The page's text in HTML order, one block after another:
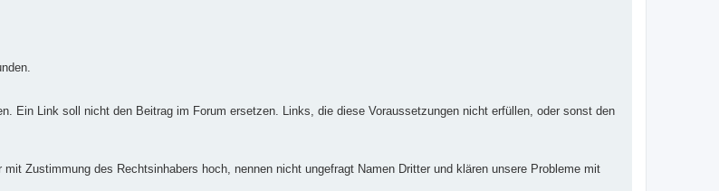
Ein Link soll nicht den Beitrag im Forum ersetzen. Links, die diese Voraussetzungen nicht erfüllen, oder sonst den
Zustimmung des Rechtsinhabers hoch, nennen nicht ungefragt Namen Dritter und klären unsere Probleme mit